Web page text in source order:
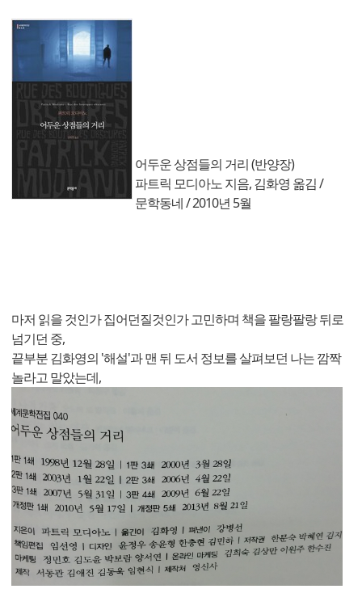
어두운 상점들의 거리 (반양장)
파트릭 모디아노 지음, 김화영 옮김 /
문학동네 / 2010년 5월
마저 읽을 것인가 집어던질것인가 고민하며 책을 팔랑팔랑 뒤로
넘기던 중,
끝부분 김화영의 '해설'과 맨 뒤 도서 정보를 살펴보던 나는 깜짝
놀라고 말았는데,